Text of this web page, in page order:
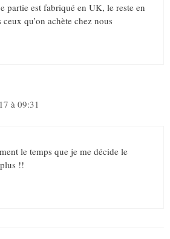
partie est fabriqué en UK, le reste en
qu’on achète chez nous
à 09:31
le temps que je me décide le
!!